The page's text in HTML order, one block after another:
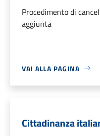
Procedimento di
aggiunta
VAI ALLA PAGINA
Cittadinanza